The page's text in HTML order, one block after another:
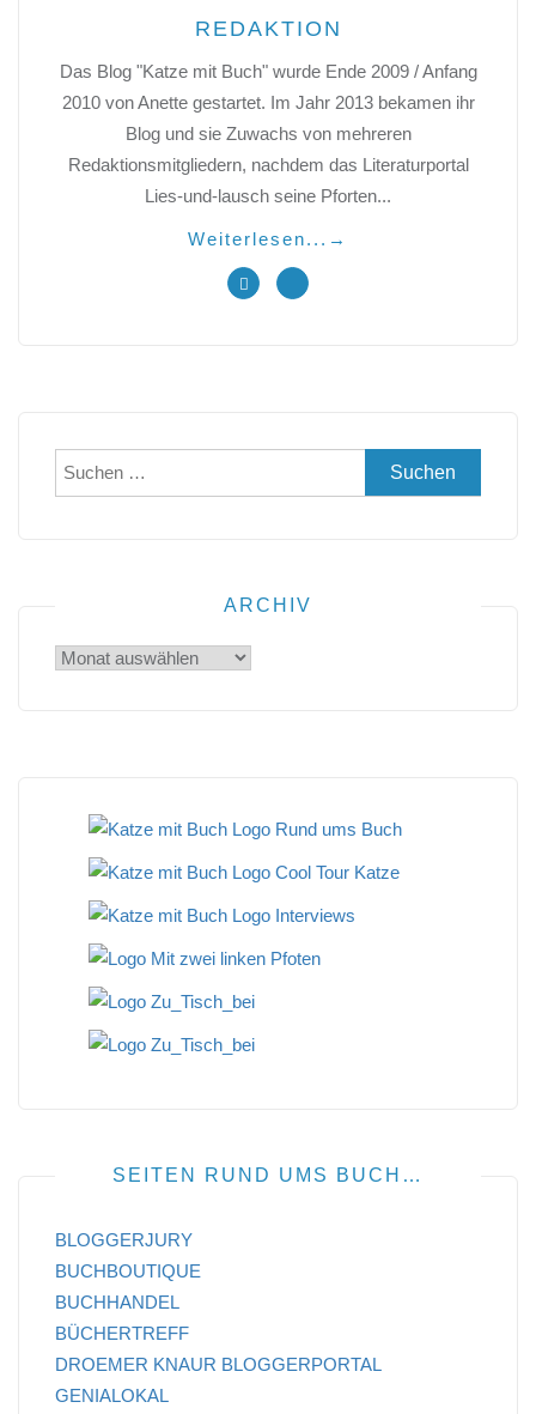
REDAKTION
Das Blog "Katze mit Buch" wurde Ende 2009 / Anfang
2010 von Anette gestartet. Im Jahr 2013 bekamen ihr
Blog und sie Zuwachs von mehreren
Redaktionsmitgliedern, nachdem das Literaturportal
Lies-und-lausch seine Pforten...
Weiterlesen... →
Suchen
nach:
ARCHIV
Archiv
SEITEN RUND UMS BUCH…
BLOGGERJURY
BUCHBOUTIQUE
BUCHHANDEL
BÜCHERTREFF
DROEMER KNAUR BLOGGERPORTAL
GENIALOKAL